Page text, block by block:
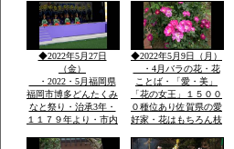
国航空より日本政府観
光局ロンドン事務所か
ら連絡日本一は楽天サ
イトで2回日本一選定
英文そのまま提示
素泊まり￥７０００円
温泉￥５００レストラ
ンあり・
https://chinanews.jp
公式
◆2022年5月27日
（金）
・2022・5月福岡県
福岡市博多どんたくみ
なと祭り・治承3年・
１１７９年より・市内
けられ「松ばやし」を
◆2022年5月9日（月）
・4月バラの花・花
ことば・「愛・美」
「花の女王」１５００
０種位あり佐賀県の愛
好家・花はもちろん枝
と葉も花もつやあり